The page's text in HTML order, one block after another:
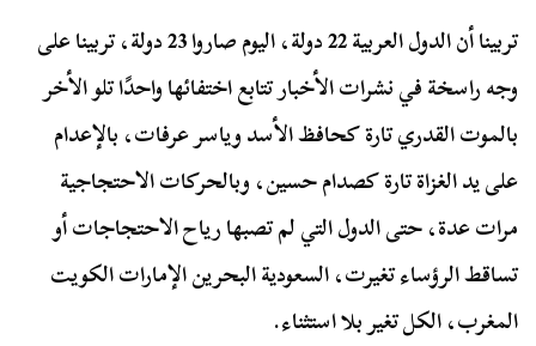
تربينا أن الدول العربية 22 دولة، اليوم صاروا 23 دولة، تربينا على
وجه راسخة في نشرات الأخبار تتابع اختفائها واحدًا تلو الأخر
بالموت القدري تارة كحافظ الأسد وياسر عرفات، بالإعدام
على يد الغزاة تارة كصدام حسين، وبالحركات الاحتجاجية
مرات عدة، حتى الدول التي لم تصبها رياح الاحتجاجات أو
تساقط الرؤساء تغيرت، السعودية البحرين الإمارات الكويت
المغرب، الكل تغير بلا استثناء.